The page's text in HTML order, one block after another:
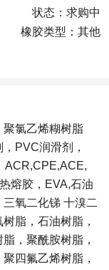
状态：求购中
橡胶类型：其他
氯乙烯糊树脂
PVC润滑剂，
ACR,CPE,ACE,
熔胶，EVA,石油
氧二化锑 十溴二
脂，石油树脂，
，聚酰胺树脂，
四氟乙烯树脂，